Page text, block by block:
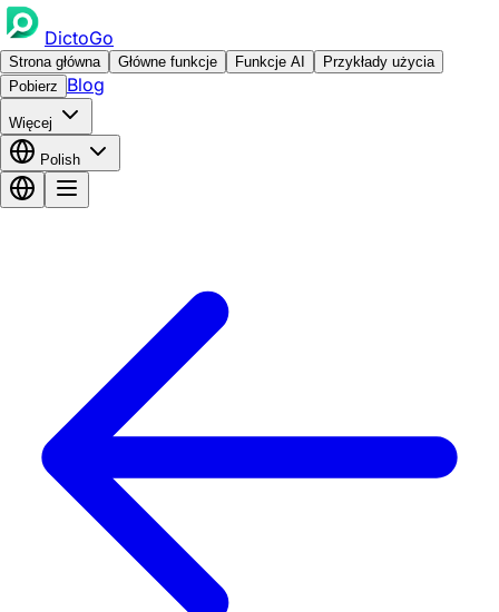
DictoGo
Strona główna Główne funkcje Funkcje AI
Przykłady użycia
Pobierz
Blog
Więcej
Polish